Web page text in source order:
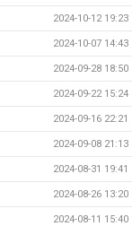
2024-10-12 19:23
2024-10-07 14:43
2024-09-28 18:50
2024-09-22 15:24
2024-09-16 22:21
2024-09-08 21:13
2024-08-31 19:41
2024-08-26 13:20
2024-08-11 15:40